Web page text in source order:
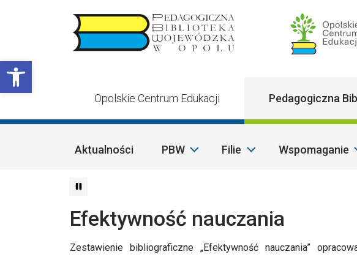
Otwórz pasek narzędzi
Opolskie Centrum Edukacji Pedagogiczna
Aktualności PBW Filie Wspomaganie
Efektywność nauczania
Zestawienie bibliograficzne „Efektywność nauczania”